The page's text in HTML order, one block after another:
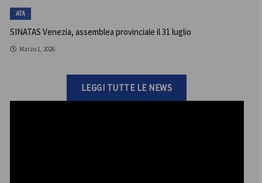
ATA
SINATAS Venezia, assemblea provinciale il 31 luglio
Marzo 1, 2026
LEGGI TUTTE LE NEWS